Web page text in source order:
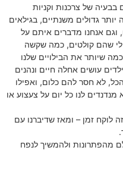
של צרכנות וקניות
יותר גדולים משנתיים, בגילאים
אנחנו מדברים איתם על
שהם קולטים, כמה שקשה
שיותר את הבילויים שלנו
עושים אחלה חיים ונהנים
לא חסר להם כלום, ואפילו
לנו כל יום על צעצוע או
זמן – ומאז שדיברנו עם
מהפתרונות ולהמשיך לנפח